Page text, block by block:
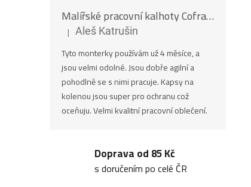
Malířské pracovní kalhoty Cofra SALISBOURG
Hodnocení produktu je 5 z 5 hvězdiček.
| Aleš Katrušin
Tyto monterky používám už 4 měsíce, a
jsou velmi odolné. Jsou dobře agilní a
pohodlně se s nimi pracuje. Kapsy na
kolenou jsou super pro ochranu což
oceňuju. Velmi kvalitní pracovní oblečení.
Doprava od 85 Kč
s doručením po celé ČR